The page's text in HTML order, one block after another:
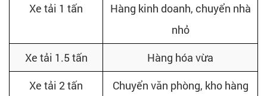
Xe tải 1 tấn
Hàng kinh doanh, chuyển nhà
nhỏ
Xe tải 1.5 tấn
Hàng hóa vừa
Xe tải 2 tấn
Chuyển văn phòng, kho hàng